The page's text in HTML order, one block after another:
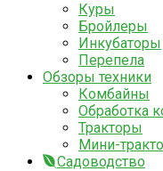
Куры
Бройлеры
Инкубаторы
Перепела
Обзоры техники
Комбайны
Обработка
Тракторы
Мини-
Садоводство